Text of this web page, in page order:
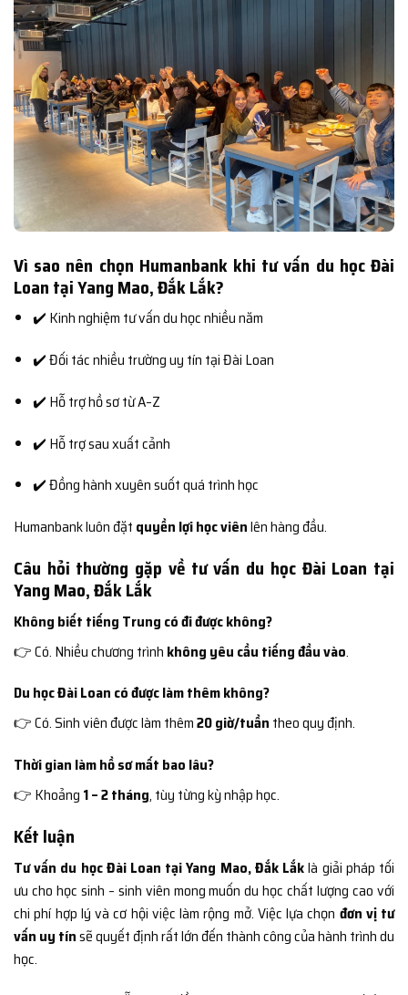
Vì sao nên chọn Humanbank khi tư vấn du học Đài
Loan tại Yang Mao, Đắk Lắk?
✔️ Kinh nghiệm tư vấn du học nhiều năm
✔️ Đối tác nhiều trường uy tín tại Đài Loan
✔️ Hỗ trợ hồ sơ từ A–Z
✔️ Hỗ trợ sau xuất cảnh
✔️ Đồng hành xuyên suốt quá trình học
Humanbank luôn đặt quyền lợi học viênlên hàng đầu.
Câu hỏi thường gặp về tư vấn du học Đài Loan tại
Yang Mao, Đắk Lắk
Không biết tiếng Trung có đi được không?
👉 Có. Nhiều chương trình không yêu cầu tiếng đầu vào.
Du học Đài Loan có được làm thêm không?
👉 Có. Sinh viên được làm thêm20 giờ/tuần theo quy định.
Thời gian làm hồ sơ mất bao lâu?
👉 Khoảng 1 – 2 tháng, tùy từng kỳ nhập học.
Kết luận
Tư vấn du học Đài Loan tại Yang Mao, Đắk Lắklà giải pháp tối
ưu cho học sinh – sinh viên mong muốn du học chất lượng cao với
chi phí hợp lý và cơ hội việc làm rộng mở. Việc lựa chọn đơn vị tư
vấn uy tínsẽ quyết định rất lớn đến thành công của hành trình du
học.